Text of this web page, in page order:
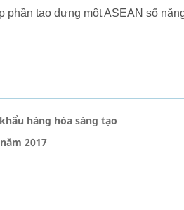
tạo dựng một ASEAN số
hàng hóa sáng tạo
2017